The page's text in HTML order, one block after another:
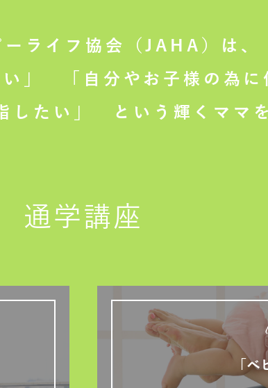
ーライフ協会（JAHA）は、
」
「自分やお子様の為に
したい」
という輝くママ
通学講座
「